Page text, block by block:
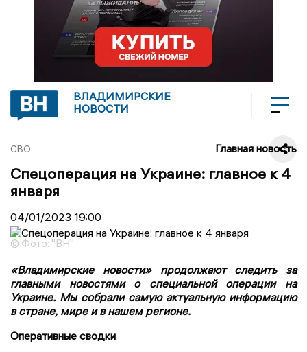
ВЛАДИМИРСКИЕ
НОВОСТИ
СВО Главная новость
Спецоперация на Украине: главное к 4
января
04/01/2023 19:00
© Фото: "ВН"
«Владимирские новости» продолжают следить за
главными новостями о специальной операции на
Украине. Мы собрали самую актуальную информацию
в стране, мире и в нашем регионе.
Оперативные сводки